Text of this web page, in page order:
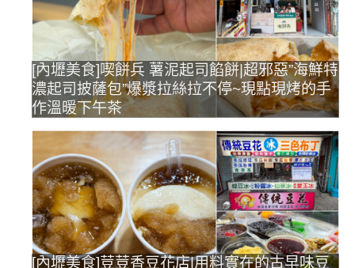
[內壢美食]喫餅兵 薯泥起司餡餅|超邪惡”海鮮特
濃起司披薩包”爆漿拉絲拉不停~現點現烤的手
作溫暖下午茶
[內壢美食]荳荳香豆花店|用料實在的古早味豆